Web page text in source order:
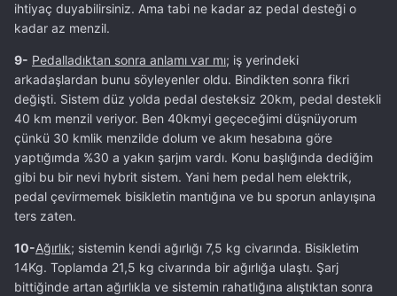
ihtiyaç duyabilirsiniz. Ama tabi ne kadar az pedal desteği o
kadar az menzil.
9- Pedalladıktan sonra anlamı var mı; iş yerindeki
arkadaşlardan bunu söyleyenler oldu. Bindikten sonra fikri
değişti. Sistem düz yolda pedal desteksiz 20km, pedal destekli
40 km menzil veriyor. Ben 40kmyi geçeceğimi düşnüyorum
çünkü 30 kmlik menzilde dolum ve akım hesabına göre
yaptığımda %30 a yakın şarjım vardı. Konu başlığında dediğim
gibi bu bir nevi hybrit sistem. Yani hem pedal hem elektrik,
pedal çevirmemek bisikletin mantığına ve bu sporun anlayışına
ters zaten.
10-Ağırlık; sistemin kendi ağırlığı 7,5 kg civarında. Bisikletim
14Kg. Toplamda 21,5 kg civarında bir ağırlığa ulaştı. Şarj
bittiğinde artan ağırlıkla ve sistemin rahatlığına alıştıktan sonra